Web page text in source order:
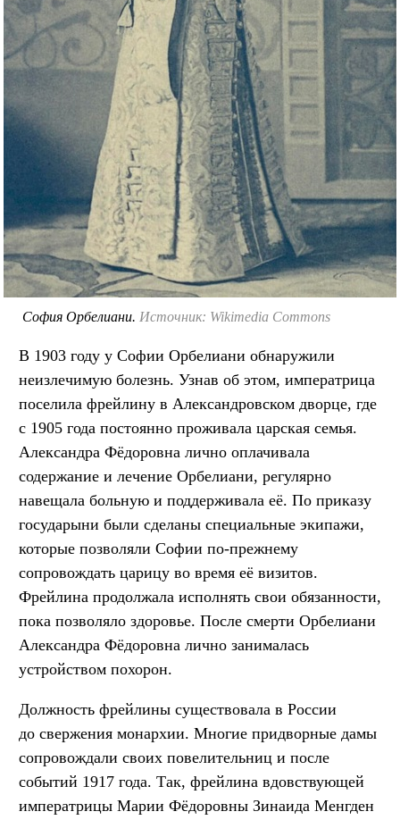
София Орбелиани. Источник: Wikimedia Commons
В 1903 году у Софии Орбелиани обнаружили
неизлечимую болезнь. Узнав об этом, императрица
поселила фрейлину в Александровском дворце, где
с 1905 года постоянно проживала царская семья.
Александра Фёдоровна лично оплачивала
содержание и лечение Орбелиани, регулярно
навещала больную и поддерживала её. По приказу
государыни были сделаны специальные экипажи,
которые позволяли Софии по-прежнему
сопровождать царицу во время её визитов.
Фрейлина продолжала исполнять свои обязанности,
пока позволяло здоровье. После смерти Орбелиани
Александра Фёдоровна лично занималась
устройством похорон.
Должность фрейлины существовала в России
до свержения монархии. Многие придворные дамы
сопровождали своих повелительниц и после
событий 1917 года. Так, фрейлина вдовствующей
императрицы Марии Фёдоровны Зинаида Менгден